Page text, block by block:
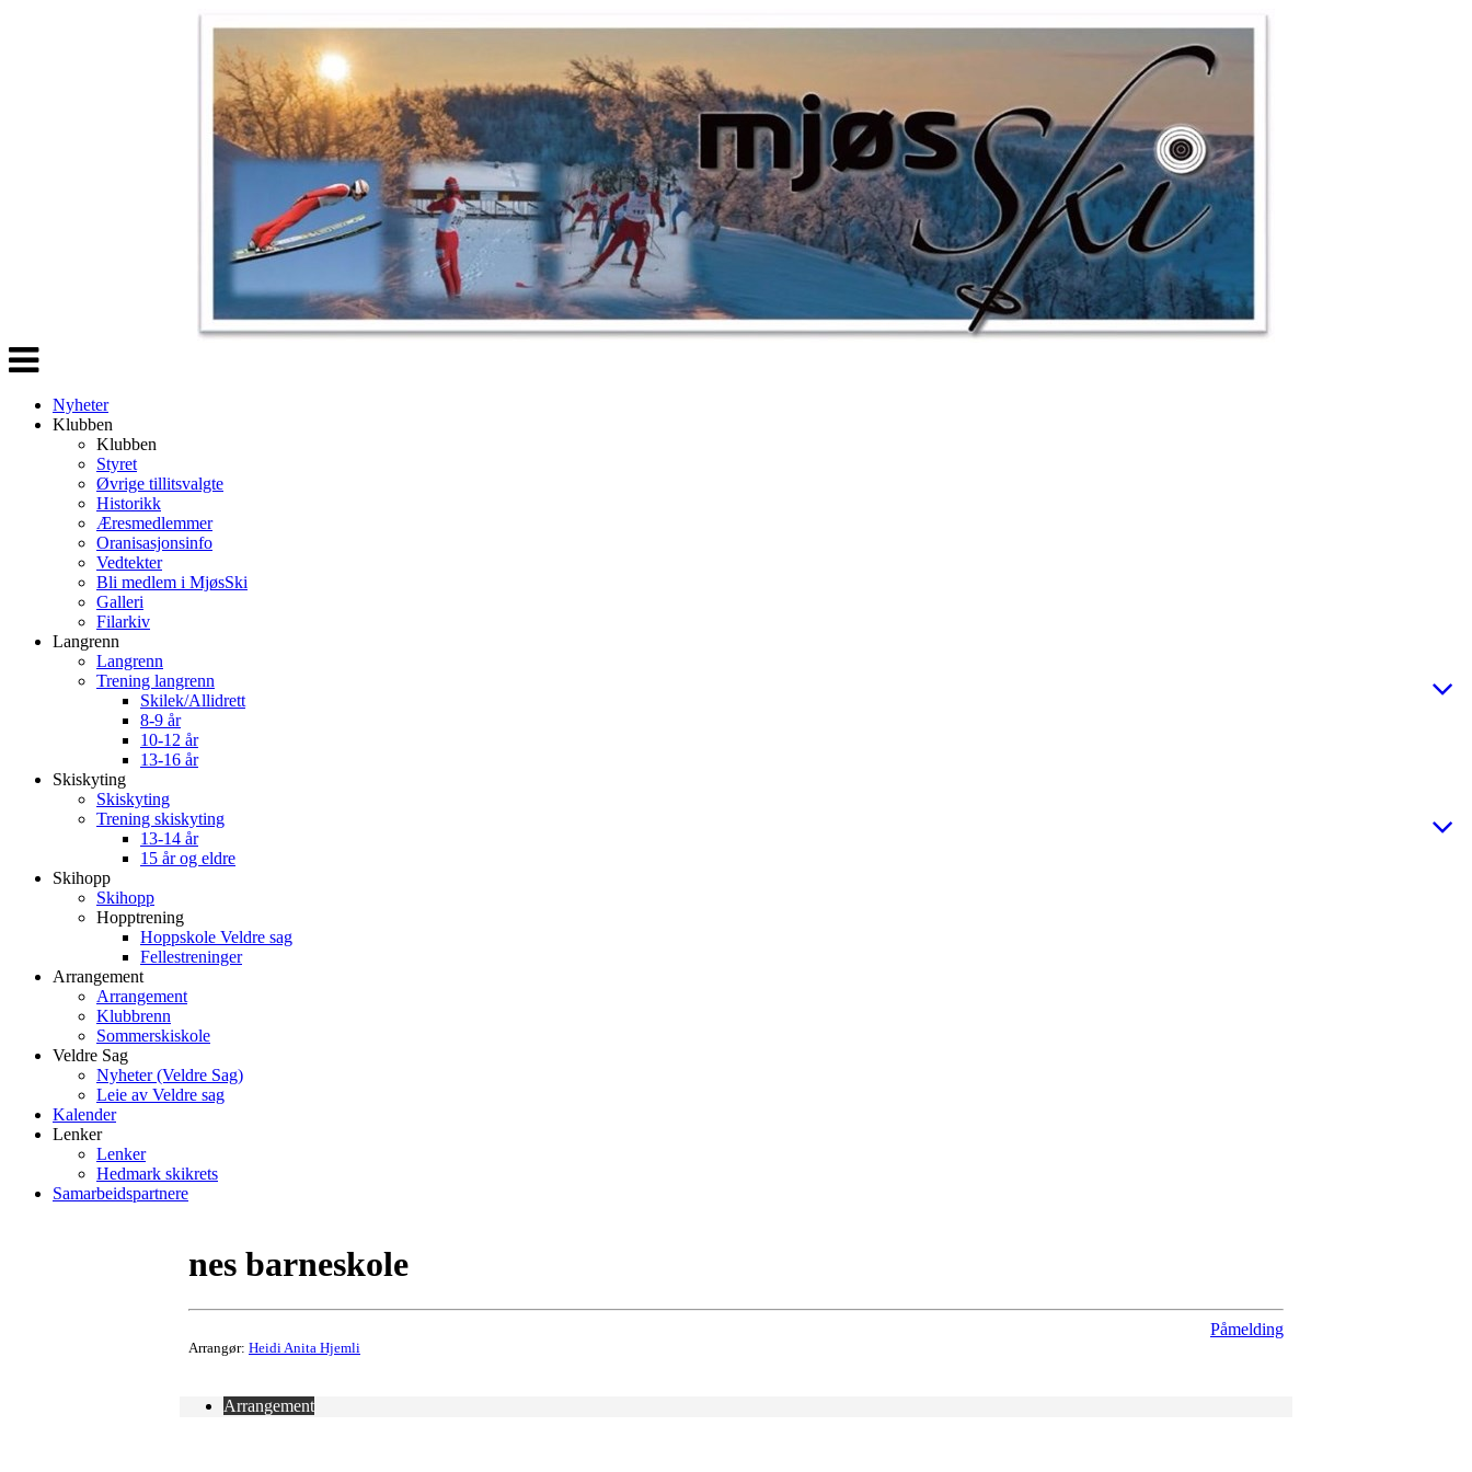
Veksle
navigasjon
Nyheter
Klubben
Klubben
Styret
Øvrige tillitsvalgte
Historikk
Æresmedlemmer
Oranisasjonsinfo
Vedtekter
Bli medlem i MjøsSki
Galleri
Filarkiv
Langrenn
Langrenn
Trening langrenn
Skilek/Allidrett
8-9 år
10-12 år
13-16 år
Skiskyting
Skiskyting
Trening skiskyting
13-14 år
15 år og eldre
Skihopp
Skihopp
Hopptrening
Hoppskole Veldre sag
Fellestreninger
Arrangement
Arrangement
Klubbrenn
Sommerskiskole
Veldre Sag
Nyheter (Veldre Sag)
Leie av Veldre sag
Kalender
Lenker
Lenker
Hedmark skikrets
Samarbeidspartnere
nes barneskole
Arrangør: Heidi Anita Hjemli
Påmelding
Arrangement